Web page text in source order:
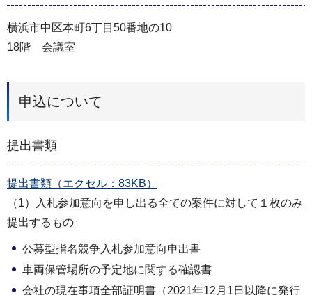
横浜市中区本町6丁目50番地の10
18階 会議室
申込について
提出書類
提出書類（エクセル：83KB）
（1）入札参加意向を申し出る全ての案件に対して１枚のみ
提出するもの
公募型指名競争入札参加意向申出書
車両保管場所の予定地に関する確認書
会社の現在事項全部証明書（2021年12月1日以降に発行